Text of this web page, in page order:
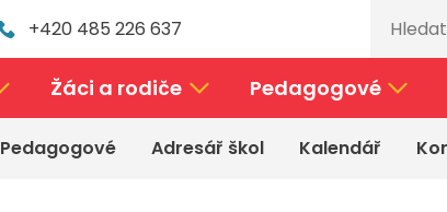
+420 485 226 637
Žáci a rodiče Pedagogové
Pedagogové Adresář škol Kalendář